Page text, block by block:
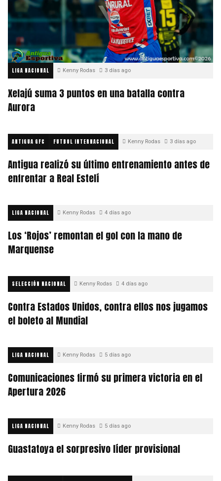
LIGA NACIONAL Kenny Rodas 3 días ago
Xelajú suma 3 puntos en una batalla contra
Aurora
ANTIGUA GFC FUTBOL INTERNACIONAL Kenny Rodas 3 días ago
Antigua realizó su último entrenamiento antes de
enfrentar a Real Estelí
LIGA NACIONAL Kenny Rodas 4 días ago
Los ‘Rojos’ remontan el gol con la mano de
Marquense
SELECCIÓN NACIONAL Kenny Rodas 4 días ago
Contra Estados Unidos, contra ellos nos jugamos
el boleto al Mundial
LIGA NACIONAL Kenny Rodas 5 días ago
Comunicaciones firmó su primera victoria en el
Apertura 2026
LIGA NACIONAL Kenny Rodas 5 días ago
Guastatoya el sorpresivo líder provisional